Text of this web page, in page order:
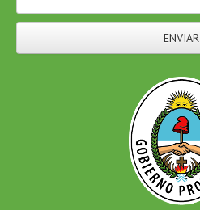
ENVIAR